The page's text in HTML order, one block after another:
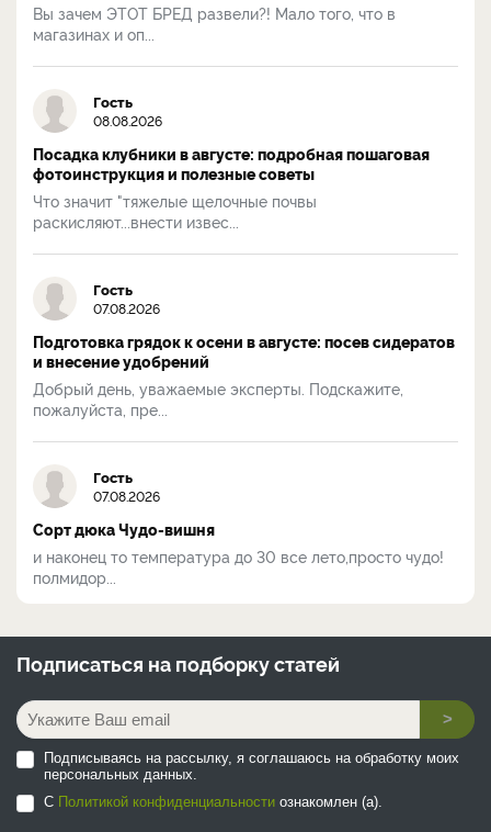
Вы зачем ЭТОТ БРЕД развели?! Мало того, что в
магазинах и оп...
Гость
08.08.2026
Посадка клубники в августе: подробная пошаговая
фотоинструкция и полезные советы
Что значит "тяжелые щелочные почвы
раскисляют...внести извес...
Гость
07.08.2026
Подготовка грядок к осени в августе: посев сидератов
и внесение удобрений
Добрый день, уважаемые эксперты. Подскажите,
пожалуйста, пре...
Гость
07.08.2026
Сорт дюка Чудо-вишня
и наконец то температура до 30 все лето,просто чудо!
полмидор...
Подписаться на подборку статей
>
Подписываясь на рассылку, я соглашаюсь на обработку моих
персональных данных.
С Политикой конфиденциальности ознакомлен (а).